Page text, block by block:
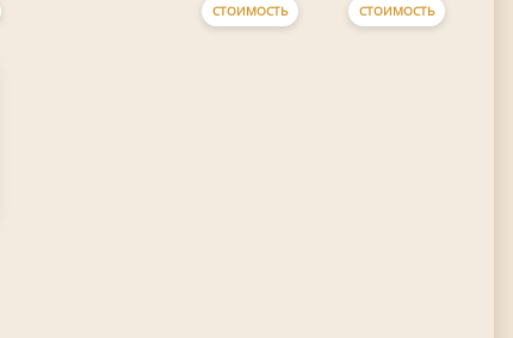
СТОИМОСТЬ СТОИМОСТЬ